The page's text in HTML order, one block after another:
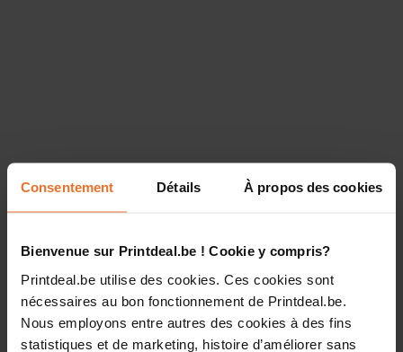
Consentement Détails À propos des cookies
Bienvenue sur Printdeal.be ! Cookie y compris?
Printdeal.be utilise des cookies. Ces cookies sont
nécessaires au bon fonctionnement de Printdeal.be.
Nous employons entre autres des cookies à des fins
statistiques et de marketing, histoire d’améliorer sans